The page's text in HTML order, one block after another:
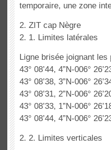
temporaire, une zone
2. ZIT cap Nègre
2. 1. Limites latérales
Ligne brisée joignant les
43° 08’44, 4”N-006°
43° 08’38, 3”N-006°
43° 08’31, 2”N-006°
43° 08’33, 1”N-006°
43° 08’44, 4”N-006°
2. 2. Limites verticales